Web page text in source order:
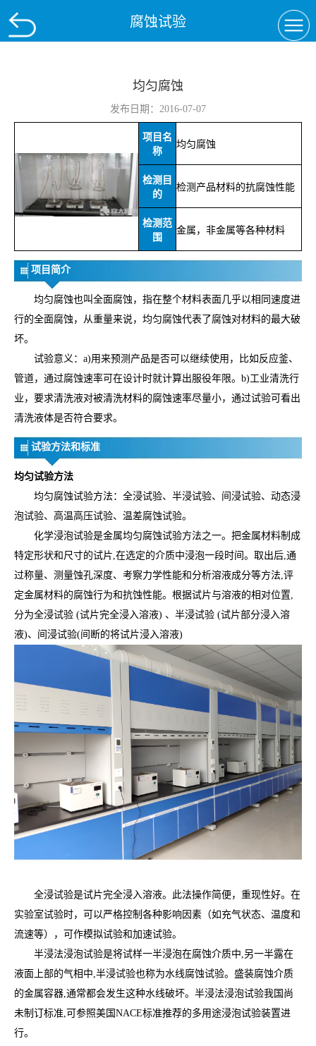
腐蚀试验
均匀腐蚀
发布日期：2016-07-07
项目名
称
均匀腐蚀
检测目
的
检测产品材料的抗腐蚀性能
检测范
围
金属，非金属等各种材料
项目简介
均匀腐蚀也叫全面腐蚀，指在整个材料表面几乎以相同速度进
行的全面腐蚀，从重量来说，均匀腐蚀代表了腐蚀对材料的最大破
坏。
试验意义：a)用来预测产品是否可以继续使用，比如反应釜、
管道，通过腐蚀速率可在设计时就计算出服役年限。b)工业清洗行
业，要求清洗液对被清洗材料的腐蚀速率尽量小，通过试验可看出
清洗液体是否符合要求。
试验方法和标准
均匀试验方法
均匀腐蚀试验方法：全浸试验、半浸试验、间浸试验、动态浸
泡试验、高温高压试验、温差腐蚀试验。
化学浸泡试验是金属均匀腐蚀试验方法之一。把金属材料制成
特定形状和尺寸的试片,在选定的介质中浸泡一段时间。取出后,通
过称量、测量蚀孔深度、考察力学性能和分析溶液成分等方法,评
定金属材料的腐蚀行为和抗蚀性能。根据试片与溶液的相对位置,
分为全浸试验 (试片完全浸入溶液) 、半浸试验 (试片部分浸入溶
液)、间浸试验(间断的将试片浸入溶液)
全浸试验是试片完全浸入溶液。此法操作简便，重现性好。在
实验室试验时，可以严格控制各种影响因素（如充气状态、温度和
流速等），可作模拟试验和加速试验。
半浸法浸泡试验是将试样一半浸泡在腐蚀介质中,另一半露在
液面上部的气相中,半浸试验也称为水线腐蚀试验。盛装腐蚀介质
的金属容器,通常都会发生这种水线破坏。半浸法浸泡试验我国尚
未制订标准,可参照美国NACE标准推荐的多用途浸泡试验装置进
行。